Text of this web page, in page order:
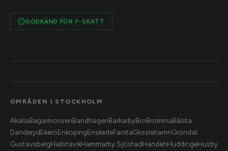
GODKÄND FÖR F-SKATT
OMRÅDEN I STOCKHOLM
AkallaBagarmossenBandhagenBarkarbyBroBrommaBålsta
DanderydEkeröEnköpingEnskedeFarstaGrisslehamnGröndal
GustavsbergHallstavikHammarby SjöstadHandenHuddingeHusby